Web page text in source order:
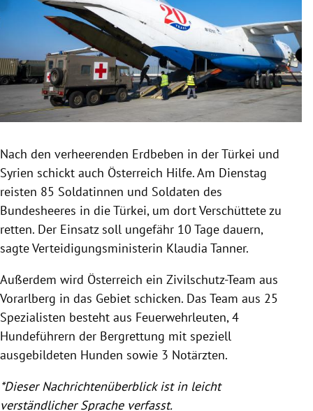
Untermenü
Untermenü
Untermenü
Untermenü
Nach den verheerenden Erdbeben in der Türkei und
Syrien schickt auch Österreich Hilfe. Am Dienstag
reisten 85 Soldatinnen und Soldaten des
Bundesheeres in die Türkei, um dort Verschüttete zu
retten. Der Einsatz soll ungefähr 10 Tage dauern,
sagte Verteidigungsministerin Klaudia Tanner.
Außerdem wird Österreich ein Zivilschutz-Team aus
Vorarlberg in das Gebiet schicken. Das Team aus 25
Spezialisten besteht aus Feuerwehrleuten, 4
Hundeführern der Bergrettung mit speziell
ausgebildeten Hunden sowie 3 Notärzten.
*Dieser Nachrichtenüberblick ist in leicht
verständlicher Sprache verfasst.